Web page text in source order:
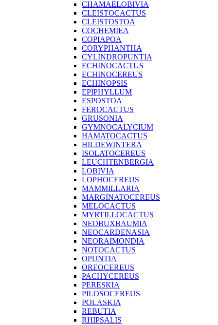
CHAMAELOBIVIA
CLEISTOCACTUS
CLEISTOSTOA
COCHEMIEA
COPIAPOA
CORYPHANTHA
CYLINDROPUNTIA
ECHINOCACTUS
ECHINOCEREUS
ECHINOPSIS
EPIPHYLLUM
ESPOSTOA
FEROCACTUS
GRUSONIA
GYMNOCALYCIUM
HAMATOCACTUS
HILDEWINTERA
ISOLATOCEREUS
LEUCHTENBERGIA
LOBIVIA
LOPHOCEREUS
MAMMILLARIA
MARGINATOCEREUS
MELOCACTUS
MYRTILLOCACTUS
NEOBUXBAUMIA
NEOCARDENASIA
NEORAIMONDIA
NOTOCACTUS
OPUNTIA
OREOCEREUS
PACHYCEREUS
PERESKIA
PILOSOCEREUS
POLASKIA
REBUTIA
RHIPSALIS